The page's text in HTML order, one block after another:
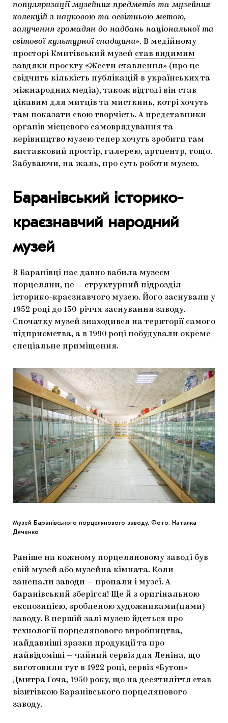
популяризації музейних предметів та музейних
колекцій з науковою та освітньою метою,
залучення громадян до надбань національної та
світової культурної спадщини». В медійному
просторі Кмитівський музей став видимим
завдяки проєкту «Жести ставлення» (про це
свідчить кількість публікацій в українських та
міжнародних медіа), також відтоді він став
цікавим для митців та мисткинь, котрі хочуть
там показати свою творчість. А представники
органів місцевого самоврядування та
керівництво музею тепер хочуть зробити там
виставковий простір, галерею, артцентр, тощо.
Забуваючи, на жаль, про суть роботи музею.
Баранівський історико-
краєзнавчий народний
музей
В Баранівці нас давно вабила музеєм
порцеляни, це — структурний підрозділ
історико-краєзнавчого музею. Його заснували у
1952 році до 150-річчя заснування заводу.
Спочатку музей знаходився на території самого
підприємства, а в 1990 році побудували окреме
спеціальне приміщення.
Музей Баранівського порцелянового заводу. Фото: Наталка
Дяченко
Раніше на кожному порцеляновому заводі був
свій музей або музейна кімната. Коли
занепали заводи — пропали і музеї. А
баранівський зберігся! Ще й з оригінальною
експозицією, зробленою художниками(цями)
заводу. В першій залі музею йдеться про
технології порцелянового виробництва,
найдавніші зразки продукції та про
найвідоміші — чайний сервіз для Леніна, що
виготовили тут в 1922 році, сервіз «Бутон»
Дмитра Гоча, 1950 року, що на десятиліття став
візитівкою Баранівського порцелянового
заводу.